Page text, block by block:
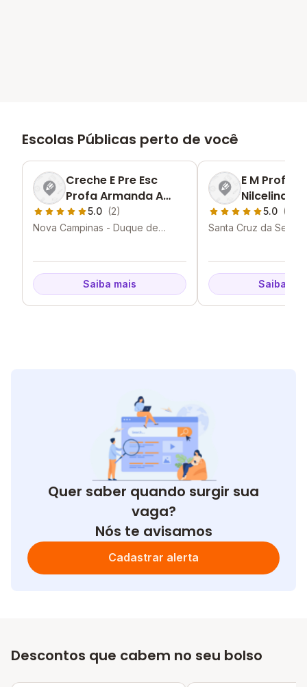
Escolas Públicas perto de você
Creche E Pre Esc
Profa Armanda A
Alberto
5.0 (2)
Nova Campinas - Duque de
Saiba mais
E M
Nilcelina
Ferreira
5.0 (2)
Santa Cruz da Serra
Saiba
Quer saber quando surgir sua
vaga?
Nós te avisamos
Cadastrar alerta
Descontos que cabem no seu bolso